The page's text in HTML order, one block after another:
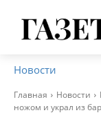
Новости
Главная Новости
ножом и украл из